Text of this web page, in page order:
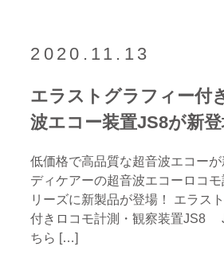
2020.11.13
エラストグラフィー付
波エコー装置JS8が新登
低価格で高品質な超音波エコー
ディケアーの超音波エコーロコ
リーズに新製品が登場！ エラス
付きロコモ計測・観察装置JS8
ちら […]